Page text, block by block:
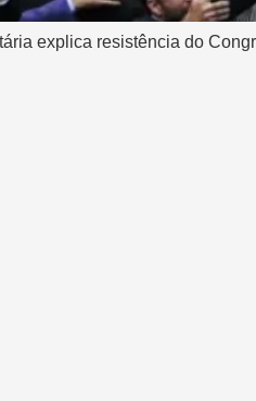
explica resistência do